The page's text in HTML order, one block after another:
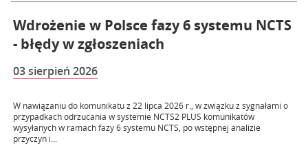
Wdrożenie w Polsce fazy 6 systemu NCTS
- błędy w zgłoszeniach
03 sierpień 2026
W nawiązaniu do komunikatu z 22 lipca 2026 r., w związku z sygnałami o
przypadkach odrzucania w systemie NCTS2 PLUS komunikatów
wysyłanych w ramach fazy 6 systemu NCTS, po wstępnej analizie
przyczyn i...